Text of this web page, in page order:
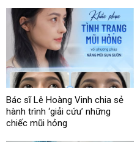
Bác sĩ Lê Hoàng Vinh chia sẻ
hành trình ‘giải cứu’ những
chiếc mũi hỏng